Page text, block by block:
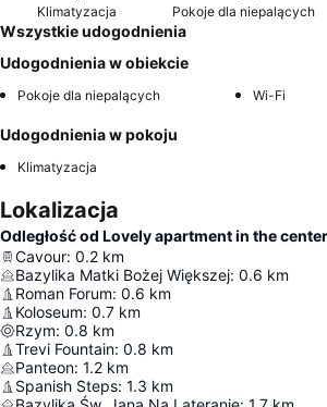
Klimatyzacja Pokoje dla niepalących
Wszystkie udogodnienia
Udogodnienia w obiekcie
Pokoje dla niepalących Wi-Fi
Udogodnienia w pokoju
Klimatyzacja
Lokalizacja
Odległość od Lovely apartment in the
Cavour: 0.2 km
Bazylika Matki Bożej Większej: 0.6 km
Roman Forum: 0.6 km
Koloseum: 0.7 km
Rzym: 0.8 km
Trevi Fountain: 0.8 km
Panteon: 1.2 km
Spanish Steps: 1.3 km